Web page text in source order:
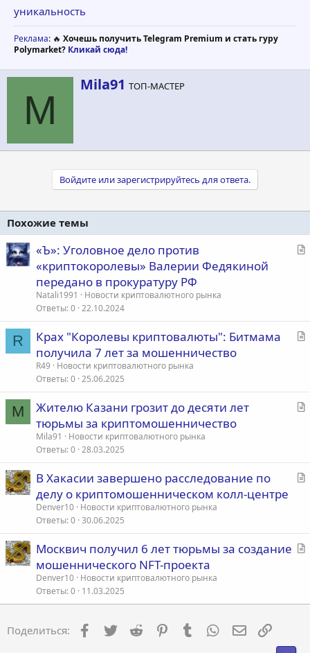
уникальность
Реклама: 🔥 Хочешь получить Telegram Premium и стать гуру
Polymarket? Кликай сюда!
M
А
вMila91 ТОП-МАСТЕР
Войдите или зарегистрируйтесь для ответа.
Похожие темы
С
«Ъ»: Уголовное дело против
«криптокоролевы» Валерии Федякиной
передано в прокуратуру РФ
Natali1991
Новости криптовалютного рынка
Ответы 0 22.10.2024
R
С
я
Крах "Королевы криптовалюты": Битмама
получила 7 лет за мошенничество
R49
Новости криптовалютного рынка
Ответы 0 25.06.2025
M
С
я
Жителю Казани грозит до десяти лет
тюрьмы за криптомошенничество
Mila91
Новости криптовалютного рынка
Ответы 0 28.03.2025
С
я
В Хакасии завершено расследование по
делу о криптомошенническом колл-центре
Denver10 Новости криптовалютного рынка
Ответы 0 30.06.2025
С
ь
Москвич получил 6 лет тюрьмы за создание
мошеннического NFT-проекта
Denver10 Новости криптовалютного рынка
Ответы 0 11.03.2025
Поделиться: Facebook
Twitter Reddit PinterestTumblr WhatsApp